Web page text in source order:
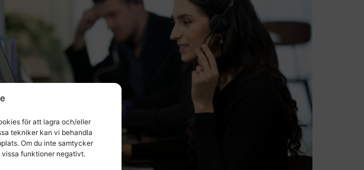
för att lagra och/eller
tekniker kan vi behandla
Om du inte samtycker
funktioner negativt.